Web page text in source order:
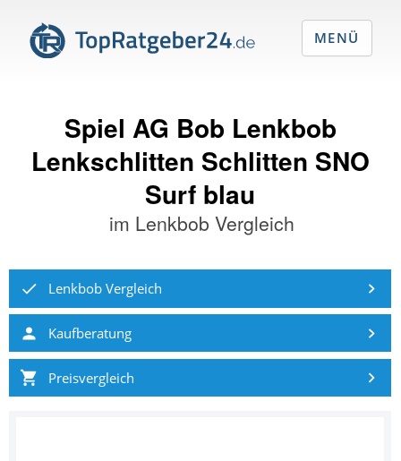
Spiel AG Bob Lenkbob
Lenkschlitten Schlitten SNO
Surf blau
im Lenkbob Vergleich
Lenkbob Vergleich
Kaufberatung
Preisvergleich
MENÜ